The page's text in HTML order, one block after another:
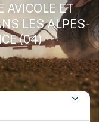
AVICOLE ET
LES ALPES-
(04)